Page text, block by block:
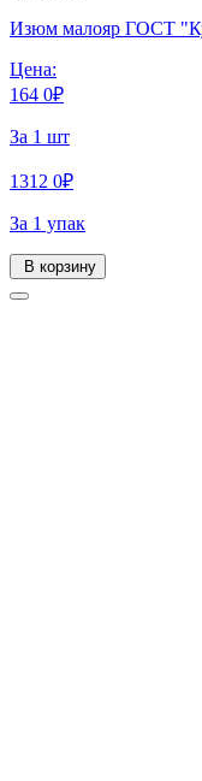
Изюм малояр ГОСТ
Цена:
164 0₽
За 1 шт
1312 0₽
За 1 упак
В корзину